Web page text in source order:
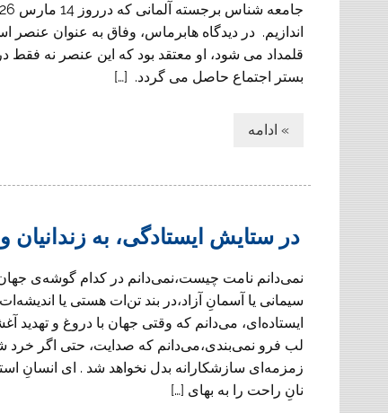
اندازیم. در دیدگاه هابرماس، وفاق به عنوان عنصر
قلمداد می شود، او معتقد بود که این عنصر نه فقط
بستر اجتماع حاصل می گردد. […]
» ادامه
در ستایش ایستادگی، به زندانیان
نمی‌دانم نامت چیست،نمی‌دانم در کدام گوشه‌ی
سیمانی یا آسمانِ آزاد،در بند تن‌ات هستی یا
ایستاده‌ای، می‌دانم که وقتی جهان با دروغ و تهدید
لب فرو نمی‌بندی،می‌دانم که صدایت، حتی اگر خرد
زمزمه‌ای سازشکارانه بدل نخواهد شد . ای انسانِ
نانِ راحت را به بهای […]